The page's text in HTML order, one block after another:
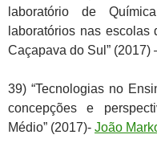
laboratório de
laboratórios nas
Caçapava do Sul” (2017)
39) “Tecnologias no
concepções e
Médio” (2017)- João